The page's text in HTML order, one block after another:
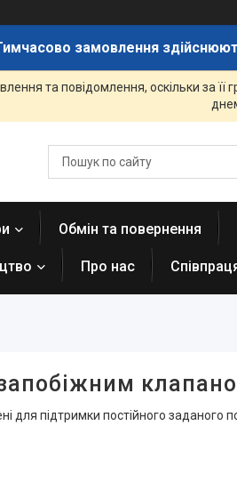
замовлення
та повідомлення, оскільки за
Обмін та повернення
Про нас
запобіжним
для підтримки постійного